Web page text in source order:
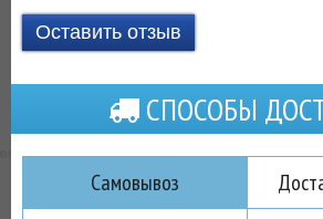
Оставить отзыв
СПОСОБЫ
Самовывоз